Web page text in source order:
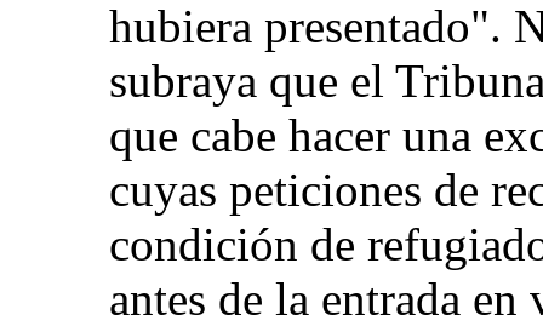
hubiera presentado".
subraya que el
que cabe hacer una
cuyas peticiones de
condición de
antes de la entrada